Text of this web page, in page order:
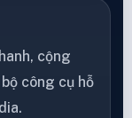
cộng
công cụ hỗ